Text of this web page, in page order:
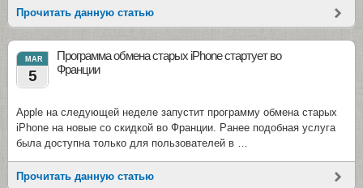
Прочитать данную статью
MAR
5
Программа обмена старых iPhone стартует во
Франции
Apple на следующей неделе запустит программу обмена старых
iPhone на новые со скидкой во Франции. Ранее подобная услуга
была доступна только для пользователей в …
Прочитать данную статью